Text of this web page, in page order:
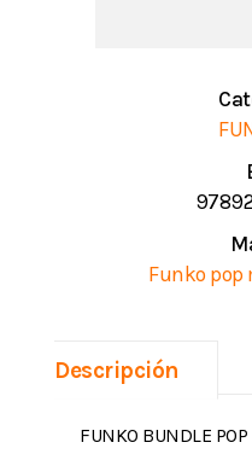
Funko
Descripción
FUNKO BUNDLE